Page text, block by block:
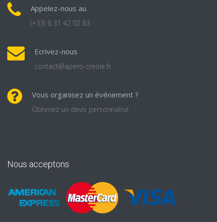
Appelez-nous au
(+33) 6 31 42 02 83
Ecrivez-nous
contact@apero-creole.fr
Vous organisez un événement ?
Obtenez un devis personnalisé
Nous acceptons